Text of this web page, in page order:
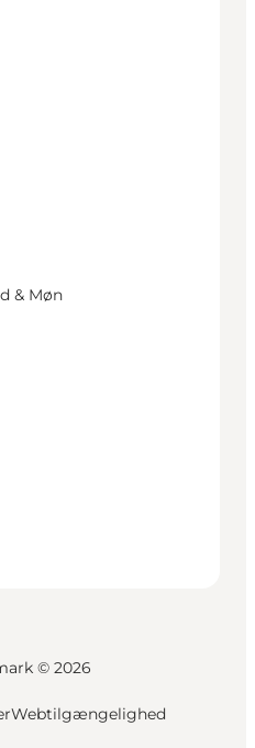
& Møn
© 2026
Webtilgængelighed